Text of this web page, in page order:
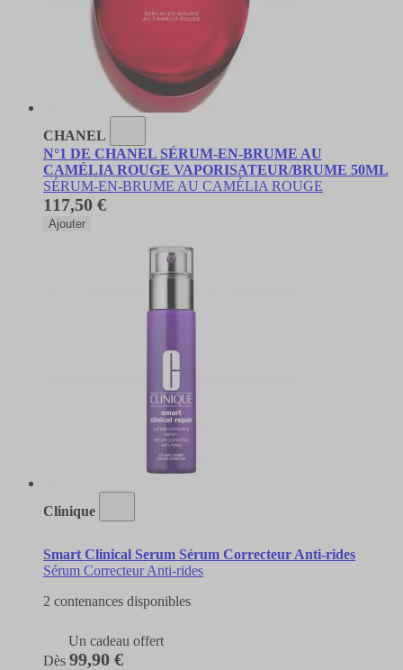
CHANEL
N°1 DE CHANEL SÉRUM-EN-BRUME AU
CAMÉLIA ROUGE VAPORISATEUR/BRUME 50ML
SÉRUM-EN-BRUME AU CAMÉLIA ROUGE
117,50 €
Ajouter
Clinique
Smart Clinical Serum Sérum Correcteur Anti-rides
Sérum Correcteur Anti-rides
2 contenances disponibles
Un cadeau offert
Dès 99,90 €